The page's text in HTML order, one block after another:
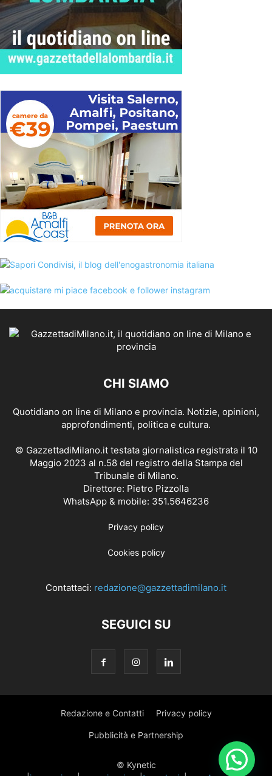
CHI SIAMO
Quotidiano on line di Milano e provincia. Notizie, opinioni,
approfondimenti, politica e cultura.
© GazzettadiMilano.it testata giornalistica registrata il 10
Maggio 2023 al n.58 del registro della Stampa del
Tribunale di Milano.
Direttore: Pietro Pizzolla
WhatsApp & mobile: 351.5646236
Privacy policy
Cookies policy
Contattaci: redazione@gazzettadimilano.it
SEGUICI SU
Redazione e Contatti Privacy policy
Pubblicità e Partnership
© Kynetic